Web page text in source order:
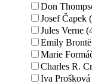
Don
Josef Čapek
Jules Verne
Emily
Marie
Charles R.
Iva